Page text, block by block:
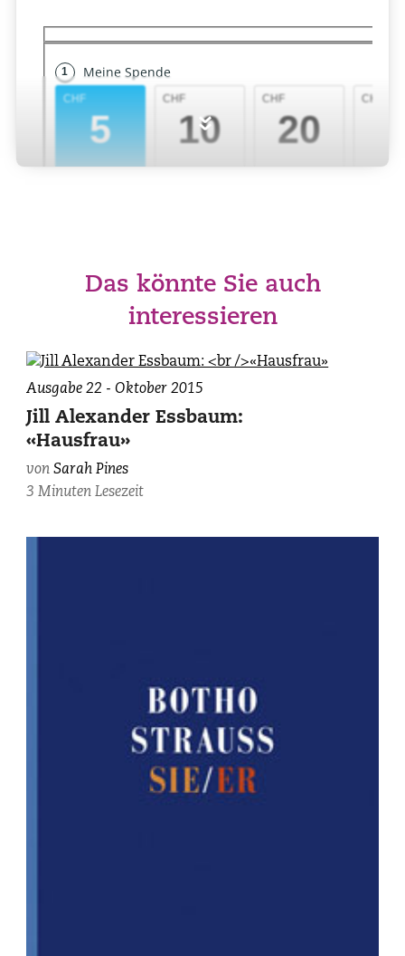
»
Das könnte Sie auch
interessieren
Ausgabe 22 - Oktober 2015
Jill Alexander Essbaum:
«Hausfrau»
vonSarah Pines
3 Minuten Lesezeit